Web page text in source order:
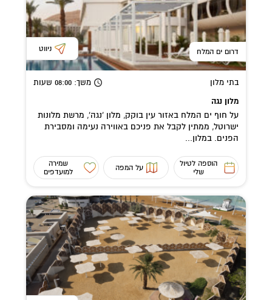
דרום ים המלח ניווט
בתי מלון משך: 08:00 שעות
מלון נגה
על חוף ים המלח באזור עין בוקק, מלון 'נגה', מרשת מלונות
ישרוטל, ממתין לקבל את פניכם באווירה נעימה ומסבירת
הפנים. במלון...
הוספה לטיול
שלי
על המפה
שמירה
למועדפים